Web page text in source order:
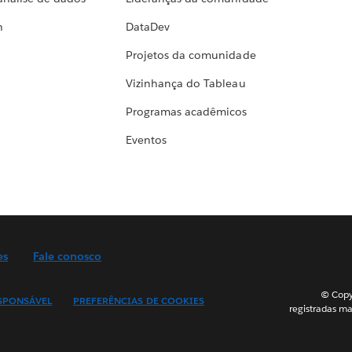
DataDev
Projetos da comunidade
Vizinhança do Tableau
Programas acadêmicos
Eventos
Fale conosco
PREFERÊNCIAS DE COOKIES
©
registradas